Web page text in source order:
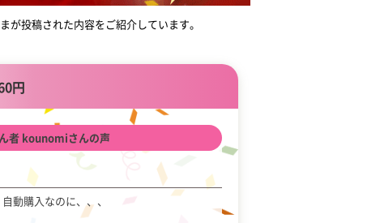
投稿された内容をご紹介しています。
円
者 kounomiさんの声
動購入なのに、、、